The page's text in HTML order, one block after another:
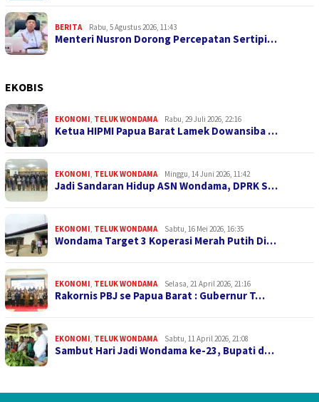
BERITA Rabu, 5 Agustus 2026, 11:43
Menteri Nusron Dorong Percepatan Sertipi…
EKOBIS
EKONOMI, TELUK WONDAMA Rabu, 29 Juli 2026, 22:16
Ketua HIPMI Papua Barat Lamek Dowansiba …
EKONOMI, TELUK WONDAMA Minggu, 14 Juni 2026, 11:42
Jadi Sandaran Hidup ASN Wondama, DPRK S…
EKONOMI, TELUK WONDAMA Sabtu, 16 Mei 2026, 16:35
Wondama Target 3 Koperasi Merah Putih Di…
EKONOMI, TELUK WONDAMA Selasa, 21 April 2026, 21:16
Rakornis PBJ se Papua Barat : Gubernur T…
EKONOMI, TELUK WONDAMA Sabtu, 11 April 2026, 21:08
Sambut Hari Jadi Wondama ke-23, Bupati d…